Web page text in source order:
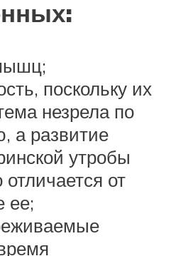
поскольку их
незрела по
а развитие
утробы
от
ее;